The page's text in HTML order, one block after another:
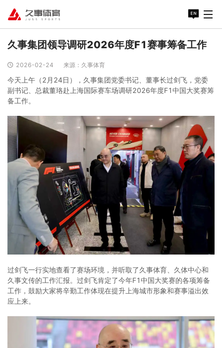
久事集团领导调研2026年度F1赛事筹备工作
2026-02-24 来源：久事体育
今天上午（2月24日），久事集团党委书记、董事长过剑飞，党委
副书记、总裁董珞赴上海国际赛车场调研2026年度F1中国大奖赛筹
备工作。
过剑飞一行实地查看了赛场环境，并听取了久事体育、久体中心和
久事文传的工作汇报。过剑飞肯定了今年F1中国大奖赛的各项筹备
工作，鼓励大家将辛勤工作体现在提升上海城市形象和赛事溢出效
应上来。